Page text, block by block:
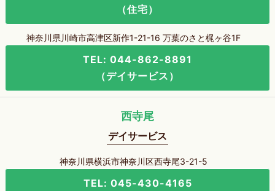
（住宅）
神奈川県川崎市高津区新作1-21-16 万葉のさと梶ヶ谷1F
TEL: 044-862-8891
（デイサービス）
西寺尾
デイサービス
神奈川県横浜市神奈川区西寺尾3-21-5
TEL: 045-430-4165